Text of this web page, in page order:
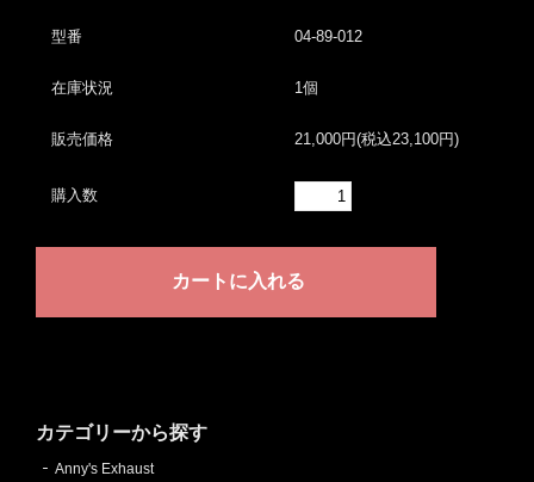
型番 04-89-012
在庫状況 1個
販売価格 21,000円(税込23,100円)
購入数
カテゴリーから探す
Anny's Exhaust